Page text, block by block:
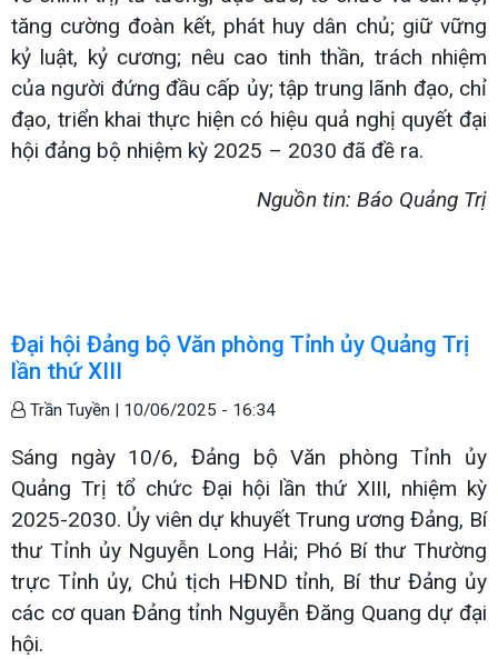
tăng cường đoàn kết, phát huy dân chủ; giữ vững
kỷ luật, kỷ cương; nêu cao tinh thần, trách nhiệm
của người đứng đầu cấp ủy; tập trung lãnh đạo, chỉ
đạo, triển khai thực hiện có hiệu quả nghị quyết đại
hội đảng bộ nhiệm kỳ 2025 – 2030 đã đề ra.
Nguồn tin: Báo Quảng Trị
Đại hội Đảng bộ Văn phòng Tỉnh ủy Quảng Trị
lần thứ XIII
Trần Tuyền | 10/06/2025 - 16:34
Sáng ngày 10/6, Đảng bộ Văn phòng Tỉnh ủy
Quảng Trị tổ chức Đại hội lần thứ XIII, nhiệm kỳ
2025-2030. Ủy viên dự khuyết Trung ương Đảng, Bí
thư Tỉnh ủy Nguyễn Long Hải; Phó Bí thư Thường
trực Tỉnh ủy, Chủ tịch HĐND tỉnh, Bí thư Đảng ủy
các cơ quan Đảng tỉnh Nguyễn Đăng Quang dự đại
hội.